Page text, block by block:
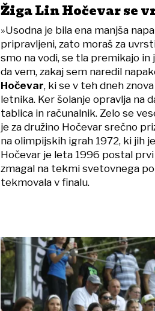
Žiga Lin Hočevar se
»Usodna je bila ena manjša
pripravljeni, zato moraš za
smo na vodi, se tla premikajo
da vem, zakaj sem naredil
Hočevar, ki se v teh dneh
letnika. Ker šolanje opravlja na
tablica in računalnik. Zelo se
je za družino Hočevar srečno
na olimpijskih igrah 1972, ki jih
Hočevar je leta 1996 postal
zmagal na tekmi svetovnega
tekmovala v finalu.